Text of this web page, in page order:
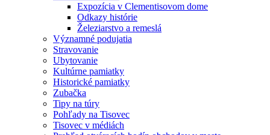
Expozícia v Clementisovom dome
Odkazy histórie
Železiarstvo a remeslá
Významné podujatia
Stravovanie
Ubytovanie
Kultúrne pamiatky
Historické pamiatky
Zubačka
Tipy na túry
Pohľady na Tisovec
Tisovec v médiách